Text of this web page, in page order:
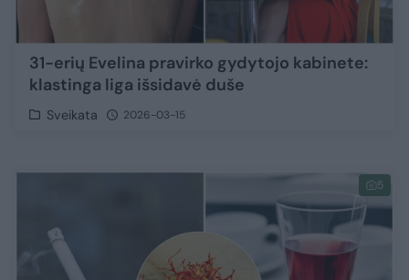
31-erių Evelina pravirko gydytojo kabinete:
klastinga liga išsidavė duše
Sveikata 2026-03-15
5